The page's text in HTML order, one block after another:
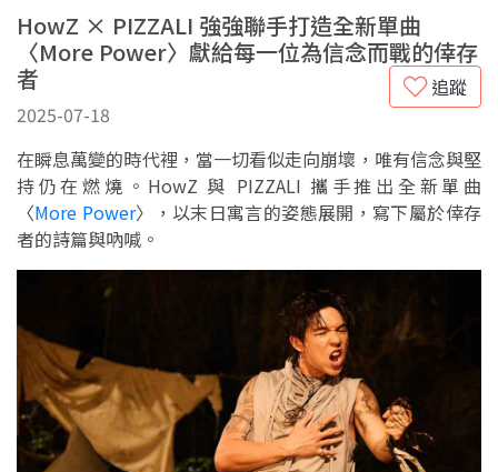
HowZ × PIZZALI 強強聯手打造全新單曲
〈More Power〉獻給每一位為信念而戰的倖存
者
追蹤
2025-07-18
在瞬息萬變的時代裡，當一切看似走向崩壞，唯有信念與堅
持仍在燃燒。HowZ 與 PIZZALI 攜手推出全新單曲
〈More Power〉，以末日寓言的姿態展開，寫下屬於倖存
者的詩篇與吶喊。